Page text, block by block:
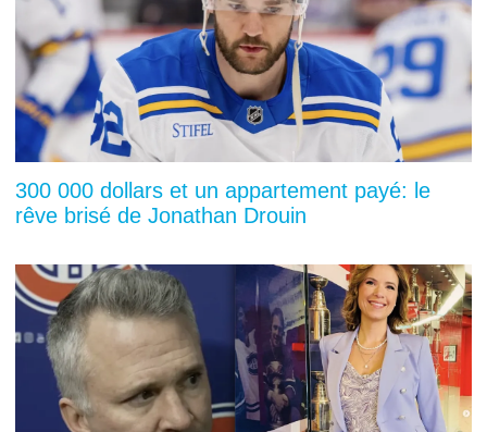
300 000 dollars et un appartement payé: le
rêve brisé de Jonathan Drouin